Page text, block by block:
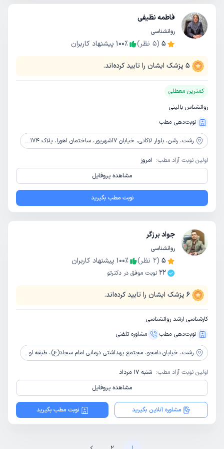
فاطمه نظیفی
روانشناسی
5
(
5 نظر) 100٪ پیشنهاد کاربران
5 پزشک ایشان را تایید کرده‌اند.
کمترین معطلی
روانشناس بالینی
نوبت‌دهی مطب
رشت، رشن، بلوار لاکانی، خیابان 17شهریور، ساختمان اهورا، پلاک 174، طبقه 1
اولین نوبت آزاد مطب: امروز
مشاهده پروفایل
نوبت مطب بگیرید
جواد برزگر
روانشناسی
5
(
2 نظر) 100٪
پیشنهاد کاربران
22 نوبت موفق در دکترتو
6 پزشک ایشان را تایید کرده‌اند.
کارشناسی ارشد روانشناسی
نوبت‌دهی مطب
مشاوره‌ تلفنی
رشت، خیابان نامجو، مجتمع بهداشتی درمانی امام سجاد(ع)، طبقه اول، بخش مرکز خدمات روانشناسی و مشاوره کوثر
اولین نوبت آزاد مطب: شنبه 17 مرداد
مشاهده پروفایل
مشاوره آنلاین بگیرید نوبت مطب بگیرید